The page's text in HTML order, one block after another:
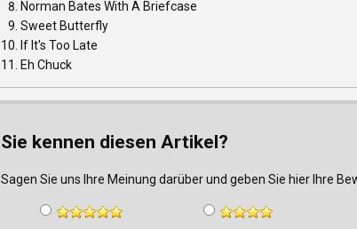
Norman Bates With A Briefcase
Sweet Butterfly
If It's Too Late
Eh Chuck
Sie kennen diesen Artikel?
Sagen Sie uns Ihre Meinung darüber und geben Sie hier Ihre